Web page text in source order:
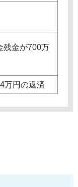
残金が700万
万円の返済